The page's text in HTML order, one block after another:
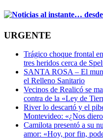
URGENTE
Trágico choque frontal
tres heridos cerca de
SANTA ROSA – El
el Relleno Sanitario
Vecinos de Realicó se
contra de la «Ley de
River lo descartó y el
Montevideo: «¿Nos
Camilota presentó a su
amor: «Hoy, por fin,